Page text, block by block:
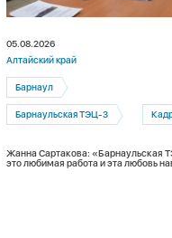
05.08.2026
Алтайский край
Барнаул
Барнаульская ТЭЦ-3
Жанна Сартакова: «Барнаульская
это любимая работа и эта любовь